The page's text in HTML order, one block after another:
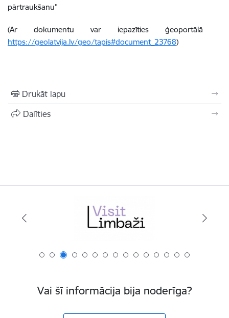
pārtraukšanu”
(Ar dokumentu var iepazīties ģeoportālā
https://geolatvija.lv/geo/tapis#document_23768)
Drukāt lapu
Dalīties
Vai šī informācija bija noderīga?